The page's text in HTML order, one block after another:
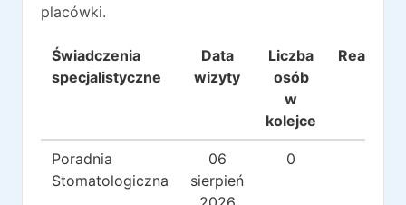
placówki.
Świadczenia
specjalistyczne
Data
wizyty
Liczba
osób
w
kolejce
Poradnia
Stomatologiczna
06
sierpień
0